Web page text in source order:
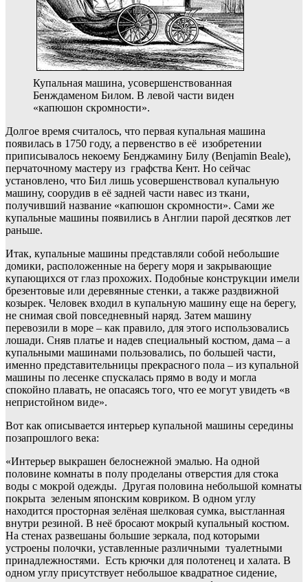
Купальная машина, усовершенствованная
Бенждаменом Билом. В левой части виден
«капюшон скромности».
Долгое время считалось, что первая купальная машина
появилась в 1750 году, а первенство в её изобретении
приписывалось некоему Бенджамину Билу (Benjamin Beale),
перчаточному мастеру из графства Кент. Но сейчас
установлено, что Бил лишь усовершенствовал купальную
машину, соорудив в её задней части навес из ткани,
получивший название «капюшон скромности». Сами же
купальные машины появились в Англии парой десятков лет
раньше.
Итак, купальные машины представляли собой небольшие
домики, расположенные на берегу моря и закрывающие
купающихся от глаз прохожих. Подобные конструкции имели
брезентовые или деревянные стенки, а также раздвижной
козырек. Человек входил в купальную машину еще на берегу,
не снимая свой повседневный наряд. Затем машину
перевозили в море – как правило, для этого использовались
лошади. Сняв платье и надев специальный костюм, дама – а
купальными машинами пользовались, по большей части,
именно представительницы прекрасного пола – из купальной
машины по лесенке спускалась прямо в воду и могла
спокойно плавать, не опасаясь того, что ее могут увидеть «в
непристойном виде».
Вот как описывается интерьер купальной машины середины
позапрошлого века:
«Интерьер выкрашен белоснежной эмалью. На одной
половине комнаты в полу проделаны отверстия для стока
воды с мокрой одежды. Другая половина небольшой комнаты
покрыта зеленым японским ковриком. В одном углу
находится просторная зелёная шелковая сумка, выстланная
внутри резиной. В неё бросают мокрый купальный костюм.
На стенах развешаны большие зеркала, под которыми
устроены полочки, уставленные различными туалетными
принадлежностями. Есть крючки для полотенец и халата. В
одном углу присутствует небольшое квадратное сидение,